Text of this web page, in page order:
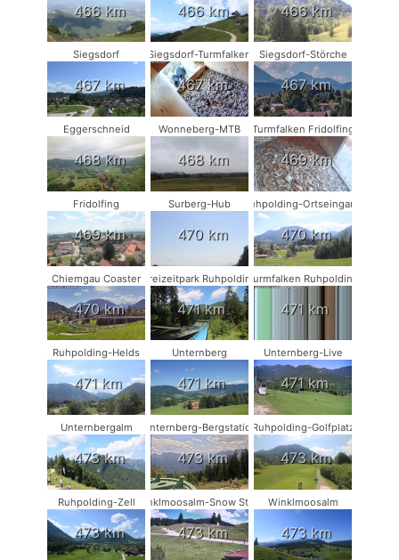
466 km 466 km 466 km
Siegsdorf
467 km
Siegsdorf-Turmfalken
467 km
Siegsdorf-Störche
467 km
Eggerschneid
468 km
Wonneberg-MTB
468 km
Turmfalken Fridolfing
469 km
Fridolfing
469 km
Surberg-Hub
470 km
Ruhpolding-Ortseingang
470 km
Chiemgau Coaster
470 km
Freizeitpark Ruhpolding
471 km
Turmfalken Ruhpolding
471 km
Ruhpolding-Helds
471 km
Unternberg
471 km
Unternberg-Live
471 km
Unternbergalm
473 km
Unternberg-Bergstation
473 km
Ruhpolding-Golfplatz
473 km
Ruhpolding-Zell
473 km
Winklmoosalm-Snow Stake
473 km
Winklmoosalm
473 km